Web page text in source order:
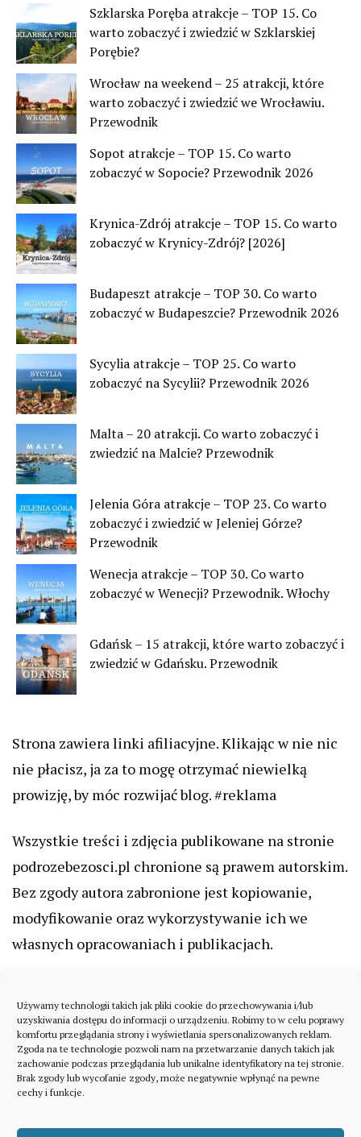
Używamy technologii takich jak pliki cookie do przechowywania i/lub
uzyskiwania dostępu do informacji o urządzeniu. Robimy to w celu poprawy
komfortu przeglądania strony i wyświetlania spersonalizowanych reklam.
Zgoda na te technologie pozwoli nam na przetwarzanie danych takich jak
zachowanie podczas przeglądania lub unikalne identyfikatory na tej stronie.
Brak zgody lub wycofanie zgody, może negatywnie wpłynąć na pewne
cechy i funkcje.
Szklarska Poręba atrakcje – TOP 15. Co
warto zobaczyć i zwiedzić w Szklarskiej
Porębie?
Wrocław na weekend – 25 atrakcji, które
warto zobaczyć i zwiedzić we Wrocławiu.
Przewodnik
Sopot atrakcje – TOP 15. Co warto
zobaczyć w Sopocie? Przewodnik 2026
Krynica-Zdrój atrakcje – TOP 15. Co warto
zobaczyć w Krynicy-Zdrój? [2026]
Budapeszt atrakcje – TOP 30. Co warto
zobaczyć w Budapeszcie? Przewodnik 2026
Sycylia atrakcje – TOP 25. Co warto
zobaczyć na Sycylii? Przewodnik 2026
Malta – 20 atrakcji. Co warto zobaczyć i
zwiedzić na Malcie? Przewodnik
Jelenia Góra atrakcje – TOP 23. Co warto
zobaczyć i zwiedzić w Jeleniej Górze?
Przewodnik
Wenecja atrakcje – TOP 30. Co warto
zobaczyć w Wenecji? Przewodnik. Włochy
Gdańsk – 15 atrakcji, które warto zobaczyć i
zwiedzić w Gdańsku. Przewodnik
Strona zawiera linki afiliacyjne. Klikając w nie nic
nie płacisz, ja za to mogę otrzymać niewielką
prowizję, by móc rozwijać blog. #reklama
Wszystkie treści i zdjęcia publikowane na stronie
podrozebezosci.pl chronione są prawem autorskim.
Bez zgody autora zabronione jest kopiowanie,
modyfikowanie oraz wykorzystywanie ich we
własnych opracowaniach i publikacjach.